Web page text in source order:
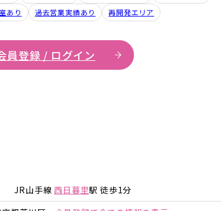
あり 過去営業実績あり 再開発エリア
員登録 / ログイン
詳細を見る
JR山手線 西日暮里駅 徒歩1分